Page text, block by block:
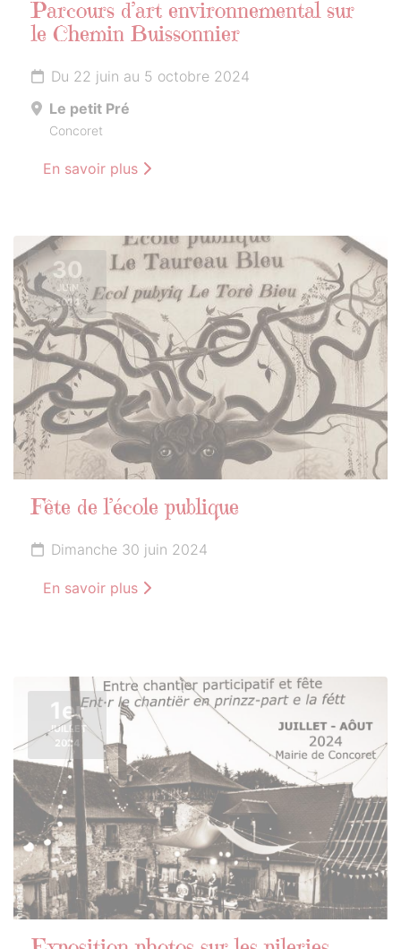
Parcours d’art environnemental sur
le Chemin Buissonnier
Du 22 juin au 5 octobre 2024
Le petit Pré
Concoret
En savoir plus
30
JUIN
2024
Fête de l’école publique
Dimanche 30 juin 2024
En savoir plus
1er
JUILLET
2024